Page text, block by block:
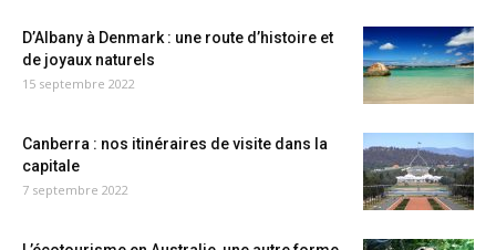
D’Albany à Denmark : une route d’histoire et
de joyaux naturels
15 septembre 2022
Canberra : nos itinéraires de visite dans la
capitale
7 septembre 2022